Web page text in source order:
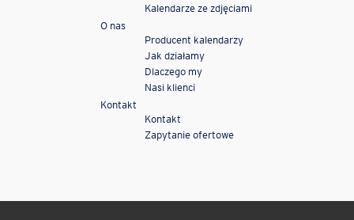
Kalendarze ze zdjęciami
O nas
Producent kalendarzy
Jak działamy
Dlaczego my
Nasi klienci
Kontakt
Kontakt
Zapytanie ofertowe